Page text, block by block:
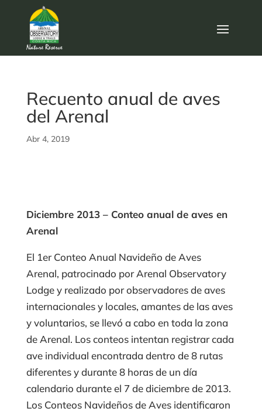
Recuento anual de aves
del Arenal
Abr 4, 2019
Diciembre 2013 – Conteo anual de aves en
Arenal
El 1er Conteo Anual Navideño de Aves
Arenal, patrocinado por Arenal Observatory
Lodge y realizado por observadores de aves
internacionales y locales, amantes de las aves
y voluntarios, se llevó a cabo en toda la zona
de Arenal. Los conteos intentan registrar cada
ave individual encontrada dentro de 8 rutas
diferentes y durante 8 horas de un día
calendario durante el 7 de diciembre de 2013.
Los Conteos Navideños de Aves identificaron